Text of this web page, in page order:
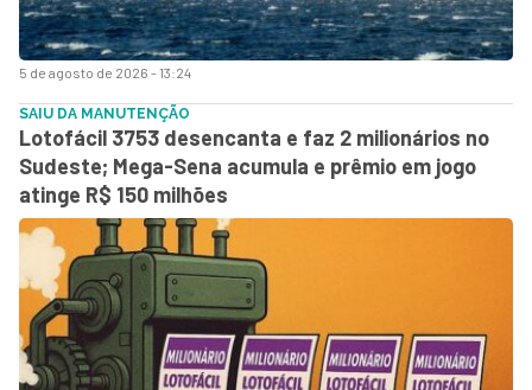
5 de agosto de 2026 - 13:24
SAIU DA MANUTENÇÃO
Lotofácil 3753 desencanta e faz 2 milionários no
Sudeste; Mega-Sena acumula e prêmio em jogo
atinge R$ 150 milhões